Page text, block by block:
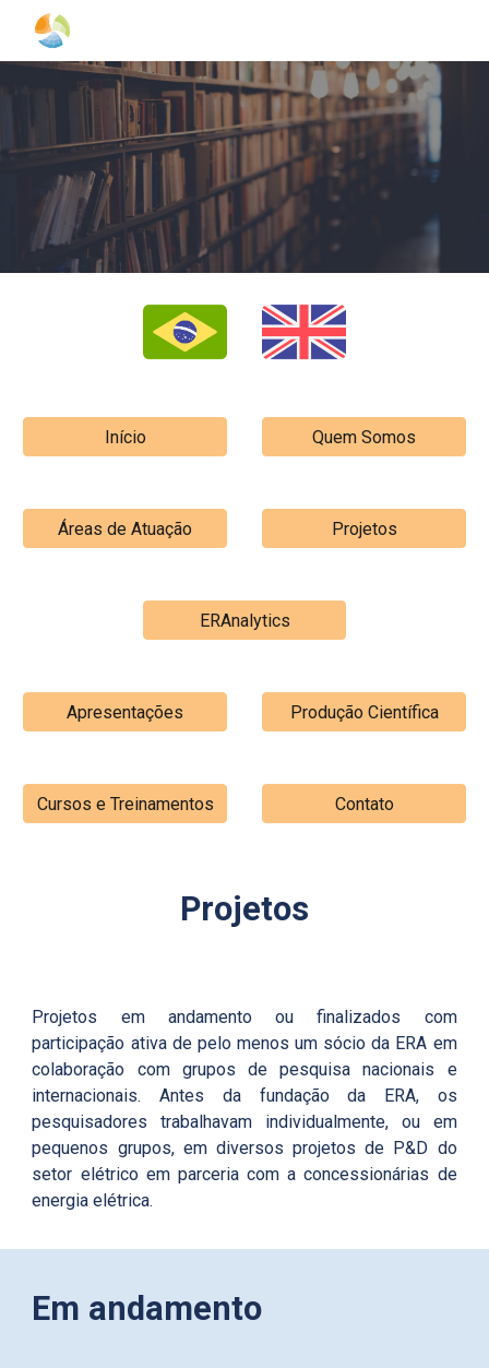
Skip to main content
Início Quem Somos
Áreas de Atuação Projetos
ERAnalytics
Apresentações Produção Científica
Cursos e Treinamentos Contato
Projetos
Projetos em andamento ou finalizados com
participação ativa de pelo menos um sócio da ERA em
colaboração com grupos de pesquisa nacionais e
internacionais. Antes da fundação da ERA, os
pesquisadores trabalhavam individualmente, ou em
pequenos grupos, em diversos projetos de P&D do
setor elétrico em parceria com a concessionárias de
energia elétrica.
Em andamento